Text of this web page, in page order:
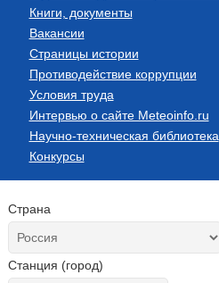
Книги, документы
Вакансии
Страницы истории
Противодействие коррупции
Условия труда
Интервью о сайте Meteoinfo.ru
Научно-техническая библиотека
Конкурсы
Страна
Станция (город)